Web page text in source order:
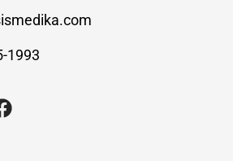
1993